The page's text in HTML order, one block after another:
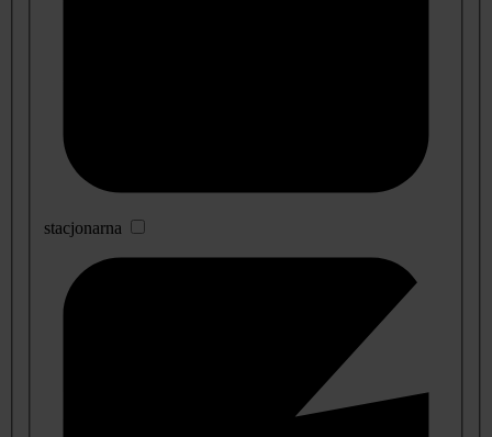
stacjonarna